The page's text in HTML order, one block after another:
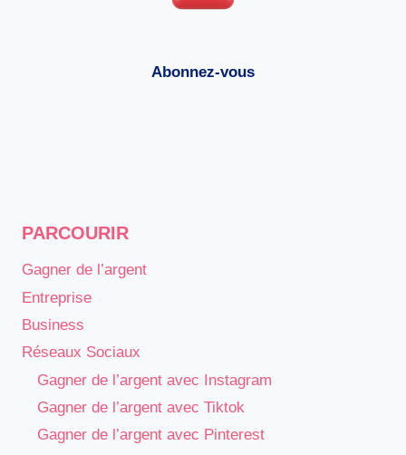
Abonnez-vous
PARCOURIR
Gagner de l’argent
Entreprise
Business
Réseaux Sociaux
Gagner de l’argent avec Instagram
Gagner de l’argent avec Tiktok
Gagner de l’argent avec Pinterest